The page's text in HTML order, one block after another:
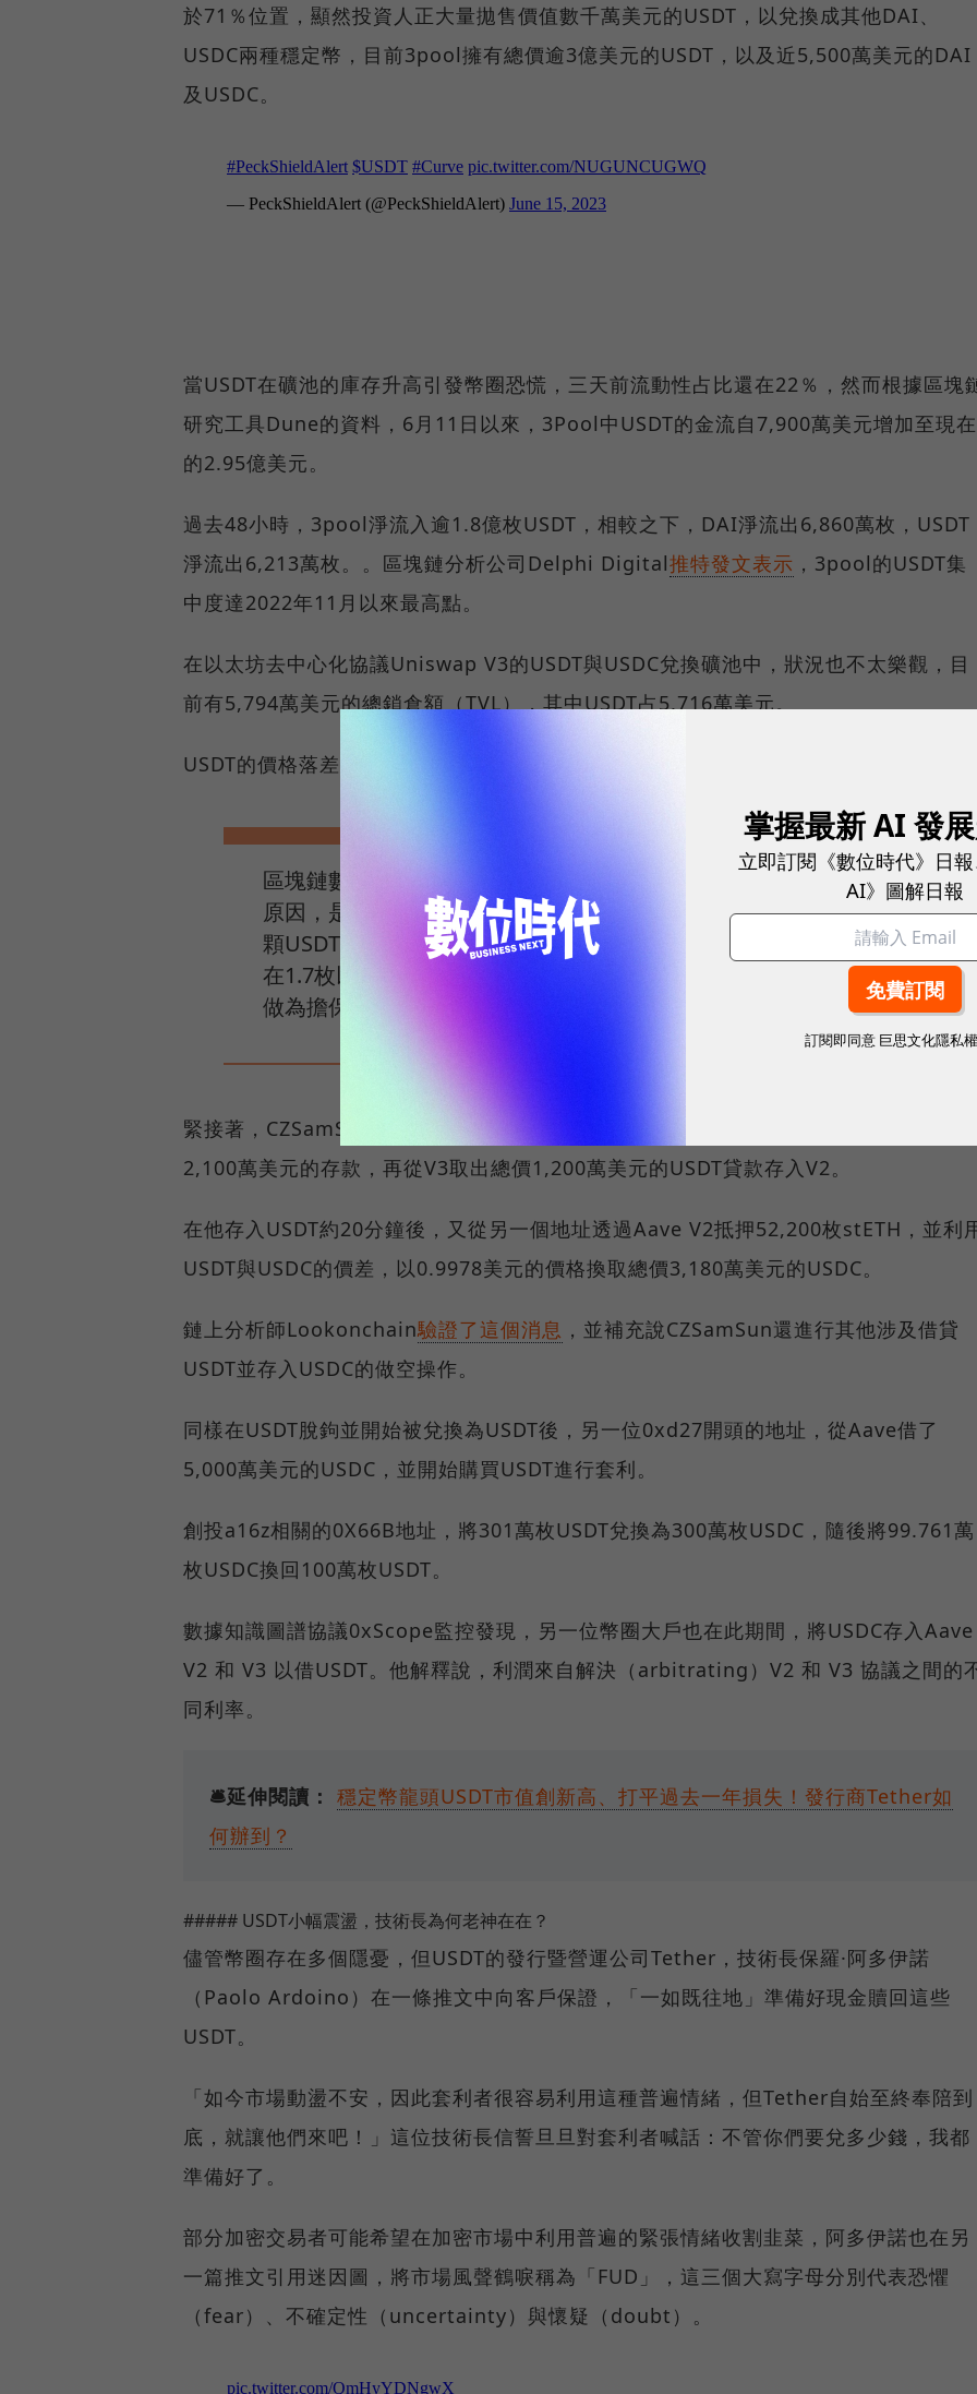
於71％位置，顯然投資人正大量拋售價值數千萬美元的USDT，以兌換成其他DAI、
USDC兩種穩定幣，目前3pool擁有總價逾3億美元的USDT，以及近5,500萬美元的DAI
及USDC。
當USDT在礦池的庫存升高引發幣圈恐慌，三天前流動性占比還在22％，然而根據區塊
研究工具Dune的資料，6月11日以來，3Pool中USDT的金流自7,900萬美元增加至現在
的2.95億美元。
過去48小時，3pool淨流入逾1.8億枚USDT，相較之下，DAI淨流出6,860萬枚，USDT
淨流出6,213萬枚。。區塊鏈分析公司Delphi Digital推特發文表示 ，3pool的USDT集
中度達2022年11月以來最高點。
在以太坊去中心化協議Uniswap V3的USDT與USDC兌換礦池中，狀況也不太樂觀，目
前有5,794萬美元的總鎖倉額（TVL），其中USDT占5,716萬美元。
USDT的價格落差，為市場套利者的投機提供了燃料。
區塊鏈數據分析平台Spot on Chain調查報告，造成本次脫鉤的主要
原因，是一名叫做「CZSamSun」的持幣大戶錢包做空，將3,150萬
顆USDT透過去中心化交易平台（DEX）1inch路由兌換為USDC，
在1.7枚以太幣的礦工費協助下，並以1.4萬枚抵押以太幣（stETH）
做為擔保。
緊接著，CZSamSun向去中心化金融借貸協議Aave V2及V3分別存入1,000萬美元、
2,100萬美元的存款，再從V3取出總價1,200萬美元的USDT貸款存入V2。
在他存入USDT約20分鐘後，又從另一個地址透過Aave V2抵押52,200枚stETH，並利
USDT與USDC的價差，以0.9978美元的價格換取總價3,180萬美元的USDC。
鏈上分析師Lookonchain驗證了這個消息 ，並補充說CZSamSun還進行其他涉及借貸
USDT並存入USDC的做空操作。
同樣在USDT脫鉤並開始被兌換為USDT後，另一位0xd27開頭的地址，從Aave借了
5,000萬美元的USDC，並開始購買USDT進行套利。
創投a16z相關的0X66B地址，將301萬枚USDT兌換為300萬枚USDC，隨後將99.761萬
枚USDC換回100萬枚USDT。
數據知識圖譜協議0xScope監控發現，另一位幣圈大戶也在此期間，將USDC存入Aave
V2 和 V3 以借USDT。他解釋說，利潤來自解決（arbitrating）V2 和 V3 協議之間的
同利率。
🛎️延伸閱讀： 穩定幣龍頭USDT市值創新高、打平過去一年損失！發行商Tether如
何辦到？
##### USDT小幅震盪，技術長為何老神在在？
儘管幣圈存在多個隱憂，但USDT的發行暨營運公司Tether，技術長保羅·阿多伊諾
（Paolo Ardoino）在一條推文中向客戶保證，「一如既往地」準備好現金贖回這些
USDT。
「如今市場動盪不安，因此套利者很容易利用這種普遍情緒，但Tether自始至終奉陪到
底，就讓他們來吧！」這位技術長信誓旦旦對套利者喊話：不管你們要兌多少錢，我都
準備好了。
部分加密交易者可能希望在加密市場中利用普遍的緊張情緒收割韭菜，阿多伊諾也在另
一篇推文引用迷因圖，將市場風聲鶴唳稱為「FUD」，這三個大寫字母分別代表恐懼
（fear）、不確定性（uncertainty）與懷疑（doubt）。
掌握最新 AI 發
立即訂閱《數位時代》日
AI》圖解日報
訂閱即同意 巨思文化隱私